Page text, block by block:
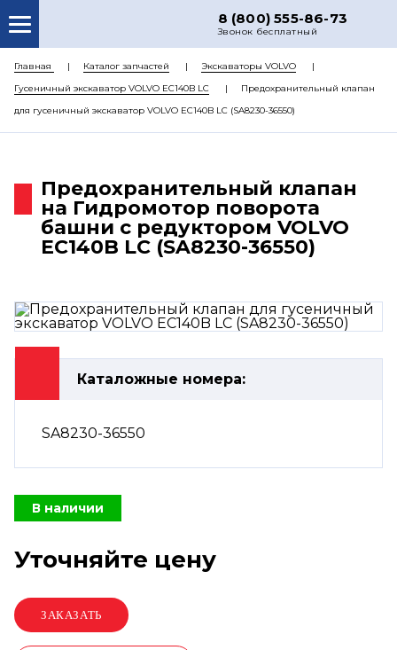
8 (800) 555-86-73
Звонок бесплатный
О НАС
КАТАЛОГ ЗАПЧАСТЕЙ
РЕМОНТ
ЦЕНЫ
КОНТАКТЫ
Главная Каталог запчастей
Экскаваторы VOLVO
Гусеничный экскаватор VOLVO EC140B LC
Предохранительный клапан
для гусеничный экскаватор VOLVO EC140B LC (SA8230-36550)
Предохранительный клапан
на Гидромотор поворота
башни с редуктором VOLVO
EC140B LC (SA8230-36550)
Каталожные номера:
SA8230-36550
В наличии
Уточняйте цену